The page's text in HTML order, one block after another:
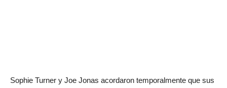
Sophie Turner y Joe Jonas acordaron temporalmente que sus